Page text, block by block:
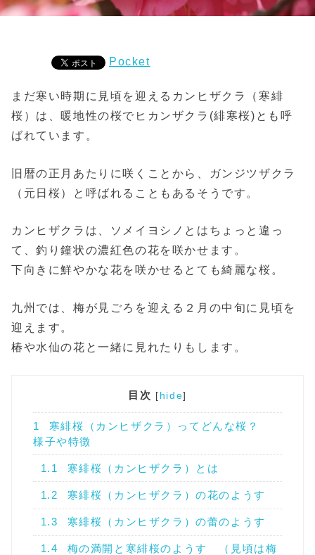
Pocket
まだ寒い時期に見頃を迎えるカンヒザクラ（寒緋
桜）は、暖地性の桜でヒカンザクラ(緋寒桜)とも呼
ばれています。
旧暦の正月あたりに咲くことから、ガンジツザクラ
（元日桜）と呼ばれることもあるそうです。
カンヒザクラは、ソメイヨシノとはちょっと違っ
て、釣り鐘状の濃紅色の花を咲かせます。
下向きに鮮やかな花を咲かせるとても綺麗な桜。
九州では、梅が見ごろを迎える２月の中旬に見頃を
迎えます。
椿や水仙の花と一緒に見れたりもします。
目次 [ hide]
1
寒緋桜（カンヒザクラ）ってどんな桜？
様子や特徴
1.1 寒緋桜（カンヒザクラ）とは
1.2 寒緋桜（カンヒザクラ）の花のようす
1.3 寒緋桜（カンヒザクラ）の蕾のようす
1.4
梅の満開と寒緋桜のようす （見頃は梅